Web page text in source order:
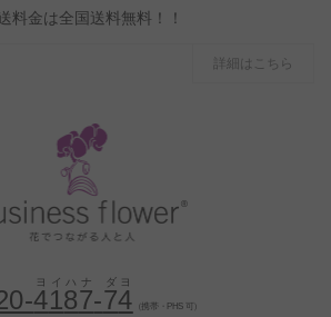
料金は全国送料無料！！
詳細はこちら
4187-74 （携帯・PHS 可）